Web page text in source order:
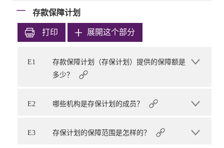
存款保障计划
打印 展開这个部分
E1
存款保障计划（存保计划）提供的保障额是
多少？
E2 哪些机构是存保计划的成员？
E3 存保计划的保障范围是怎样的？